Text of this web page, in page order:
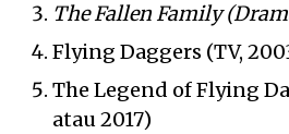
The Fallen Family
Flying Daggers (TV,
The Legend of Flying
atau 2017)